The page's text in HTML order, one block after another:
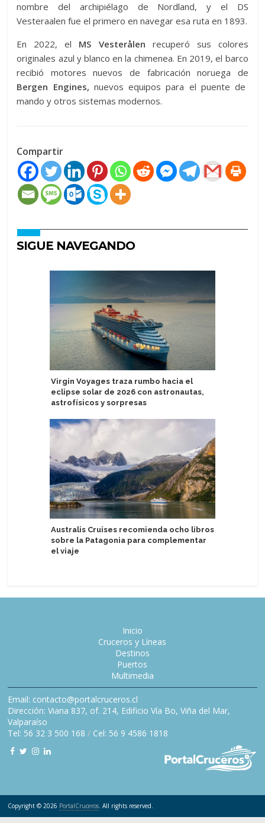
nombre del archipiélago de Nordland, y el DS
Vesteraalen fue el primero en navegar esa ruta en 1893.
En 2022, el MS Vesterålen recuperó sus colores
originales azul y blanco en la chimenea. En 2019, el barco
recibió motores nuevos de fabricación noruega de
Bergen Engines, nuevos equipos para el puente de
mando y otros sistemas modernos.
Compartir
SIGUE NAVEGANDO
Virgin Voyages traza rumbo hacia el
eclipse solar de 2026 con astronautas,
astrofísicos y sorpresas
Australis Cruises recomienda ocho libros
sobre la Patagonia para complementar
el viaje
Inicio
Cruceros y Líneas
Destinos
Puertos
Multimedia
Email: contacto@portalcruceros.cl
Dirección: Viana 837, of. 214, Edificio Vía Bo, Viña del Mar,
Valparaíso
Tel: 56 32 3 500 168 / Cel: 56 9 4586 1818
Copyright © 2026 PortalCruceros. All rights reserved.